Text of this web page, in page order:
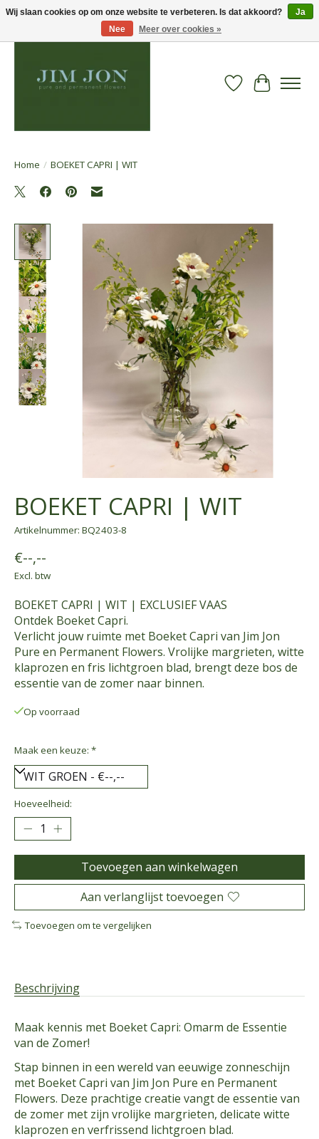
Verlanglijst
Home / BOEKET CAPRI | WIT
BOEKET CAPRI | WIT
Artikelnummer: BQ2403-8
€--,--
Excl. btw
BOEKET CAPRI | WIT | EXCLUSIEF VAAS
Ontdek Boeket Capri.
Verlicht jouw ruimte met Boeket Capri van Jim Jon
Pure en Permanent Flowers. Vrolijke margrieten, witte
klaprozen en fris lichtgroen blad, brengt deze bos de
essentie van de zomer naar binnen.
Op voorraad
Maak een keuze: *
Hoeveelheid:
Toevoegen aan winkelwagen
Aan verlanglijst toevoegen
Toevoegen om te vergelijken
Beschrijving
Maak kennis met Boeket Capri: Omarm de Essentie
van de Zomer!
Stap binnen in een wereld van eeuwige zonneschijn
met Boeket Capri van Jim Jon Pure en Permanent
Flowers. Deze prachtige creatie vangt de essentie van
de zomer met zijn vrolijke margrieten, delicate witte
klaprozen en verfrissend lichtgroen blad.
Wij slaan cookies op om onze website te verbeteren. Is dat akkoord?
Ja
Nee
Meer over cookies »